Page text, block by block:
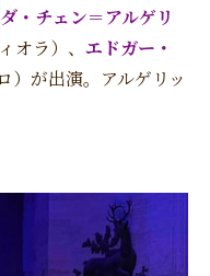
・チェン＝アルゲリ
オラ）、 エドガー・
）が出演。アルゲリッ